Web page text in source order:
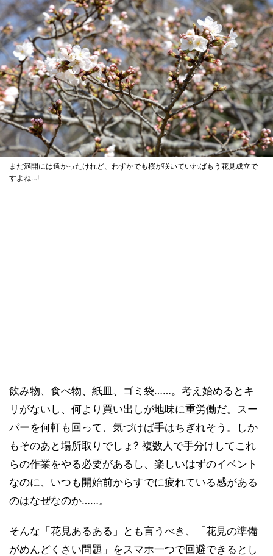
まだ満開には遠かったけれど、わずかでも桜が咲いていればもう花見成立で
すよね…!
飲み物、食べ物、紙皿、ゴミ袋……。考え始めるとキ
リがないし、何より買い出しが地味に重労働だ。スー
パーを何軒も回って、気づけば手はちぎれそう。しか
もそのあと場所取りでしょ? 複数人で手分けしてこれ
らの作業をやる必要があるし、楽しいはずのイベント
なのに、いつも開始前からすでに疲れている感がある
のはなぜなのか……。
そんな「花見あるある」とも言うべき、「花見の準備
がめんどくさい問題」をスマホ一つで回避できるとし